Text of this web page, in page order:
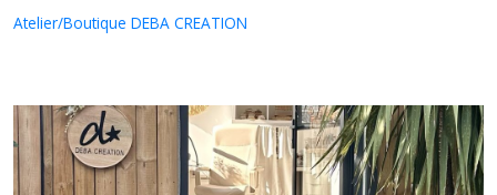
Atelier/Boutique DEBA CREATION